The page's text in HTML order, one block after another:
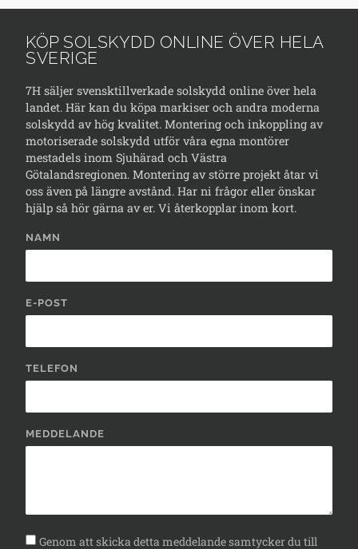
KÖP SOLSKYDD ONLINE ÖVER HELA
SVERIGE
7H säljer svensktillverkade solskydd online över hela
landet. Här kan du köpa markiser och andra moderna
solskydd av hög kvalitet. Montering och inkoppling av
motoriserade solskydd utför våra egna montörer
mestadels inom Sjuhärad och Västra
Götalandsregionen. Montering av större projekt åtar vi
oss även på längre avstånd. Har ni frågor eller önskar
hjälp så hör gärna av er. Vi återkopplar inom kort.
NAMN
E-POST
TELEFON
MEDDELANDE
Genom att skicka detta meddelande samtycker du till